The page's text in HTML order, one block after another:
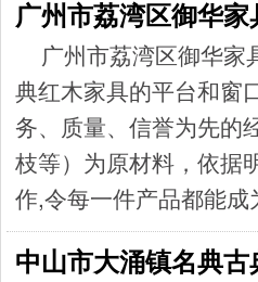
广州市荔湾区御华家
广州市荔湾区御华
典红木家具的平台和窗
务、质量、信誉为先的
枝等）为原材料，依据
作,令每一件产品都能成
中山市大涌镇名典古